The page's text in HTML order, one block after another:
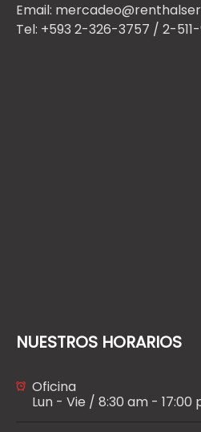
Email:
Tel: +593 2-326-3757 / 2-
NUESTROS HORARIOS
Oficina
Lun - Vie / 8:30 am - 17:00